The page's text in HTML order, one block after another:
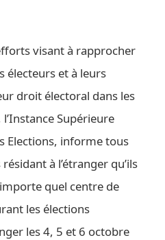
visant à rapprocher
électeurs et à leurs
droit électoral dans les
Supérieure
Elections, informe tous
à l’étranger qu’ils
quel centre de
les élections
les 4, 5 et 6 octobre